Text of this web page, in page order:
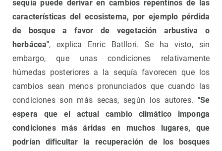
sequía puede derivar en cambios repentinos de las
características del ecosistema, por ejemplo pérdida
de bosque a favor de vegetación arbustiva o
herbácea", explica Enric Batllori. Se ha visto, sin
embargo, que unas condiciones relativamente
húmedas posteriores a la sequía favorecen que los
cambios sean menos pronunciados que cuando las
condiciones son más secas, según los autores. "Se
espera que el actual cambio climático imponga
condiciones más áridas en muchos lugares, que
podrían dificultar la recuperación de los bosques